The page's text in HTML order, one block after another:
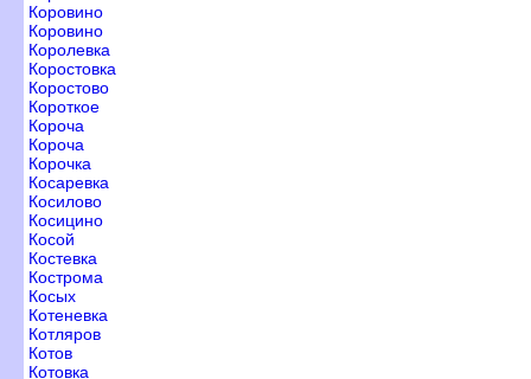
Коровино
Коровино
Королевка
Коростовка
Коростово
Короткое
Короча
Короча
Корочка
Косаревка
Косилово
Косицино
Косой
Костевка
Кострома
Косых
Котеневка
Котляро
Кото
Котовка